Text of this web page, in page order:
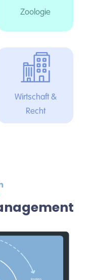
Zoologie
Wirtschaft &
Recht